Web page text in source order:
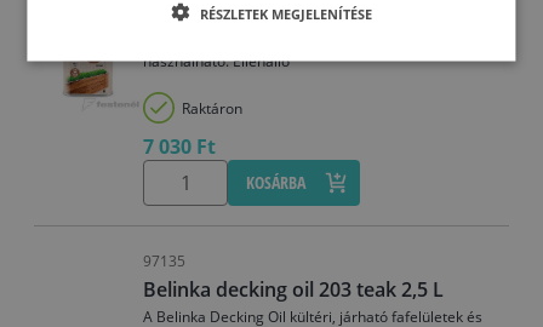
A Belinka Decking Oil kültéri, járható fafelületek és
használható. Ellenálló
Raktáron
7 030 Ft
KOSÁRBA
97135
Belinka decking oil 203 teak 2,5 L
A Belinka Decking Oil kültéri, járható fafelületek és
RÉSZLETEK MEGJELENÍTÉSE